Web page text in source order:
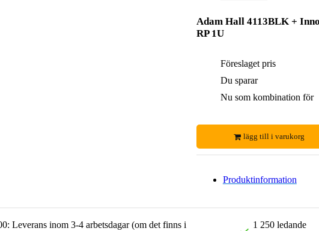
Adam Hall 4113BLK +
RP 1U
Föreslaget pris
Du sparar
Nu som kombination för
lägg till i varukorg
Produktinformation
Leverans inom 3-4 arbetsdagar (om det finns i
1 250 ledande